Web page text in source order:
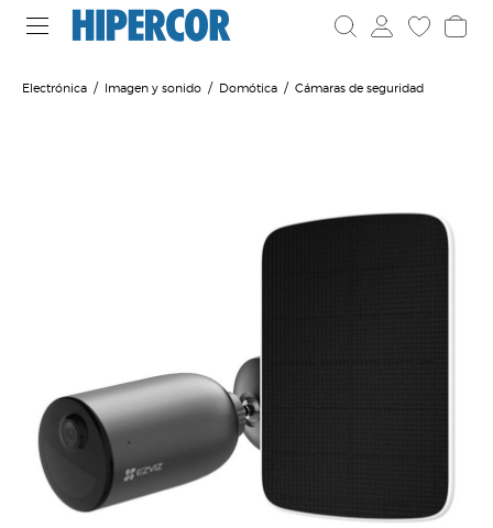
Electrónica Imagen y sonido Domótica Cámaras de seguridad